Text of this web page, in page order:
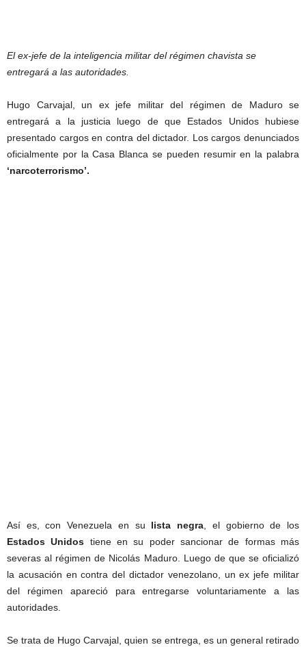
El ex-jefe de la inteligencia militar del régimen chavista se
entregará a las autoridades.
Hugo Carvajal, un ex jefe militar del régimen de Maduro se
entregará a la justicia luego de que Estados Unidos hubiese
presentado cargos en contra del dictador. Los cargos denunciados
oficialmente por la Casa Blanca se pueden resumir en la palabra
‘narcoterrorismo’.
Así es, con Venezuela en su lista negra , el gobierno de los
Estados Unidos tiene en su poder sancionar de formas más
severas al régimen de Nicolás Maduro. Luego de que se oficializó
la acusación en contra del dictador venezolano, un ex jefe militar
del régimen apareció para entregarse voluntariamente a las
autoridades.
Se trata de Hugo Carvajal, quien se entrega, es un general retirado